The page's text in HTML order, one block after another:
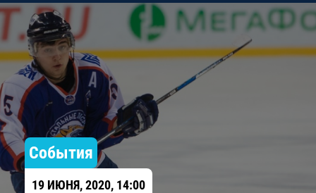
События
19 ИЮНЯ, 2020, 14:00